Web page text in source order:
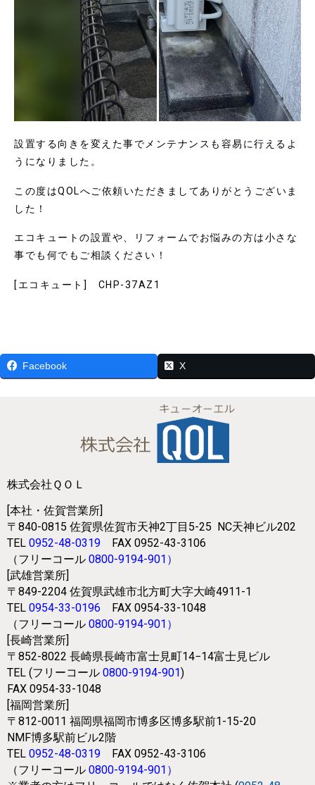
設置する向きを変えた事でメンテナンスも容易に行えるよ
うになりました。
この度はQOLへご依頼いただきましてありがとうございま
した！
エコキュートの設置や、リフォームでお悩みの方は小さな
事でも何でもご相談ください！
[エコキュート] CHP-37AZ1
Facebook X
株式会社ＱＯＬ
[本社・佐賀営業所]
〒840-0815 佐賀県佐賀市天神2丁目5-25
NC天神ビル202
TEL 0952-48-0319
FAX 0952-43-3106
（フリーコール 0800-9194-901 ）
[武雄営業所]
〒849-2204 佐賀県武雄市北方町大字大崎4911-1
TEL 0954-33-0196
FAX 0954-33-1048
（フリーコール 0800-9194-901 ）
[長崎営業所]
〒852-8022 長崎県長崎市富士見町14−14富士見ビル
TEL (フリーコール 0800-9194-901)
FAX 0954-33-1048
[福岡営業所]
〒812-0011 福岡県福岡市博多区博多駅前1-15-20
NMF博多駅前ビル2階
TEL 0952-48-0319
FAX 0952-43-3106
（フリーコール 0800-9194-901 ）